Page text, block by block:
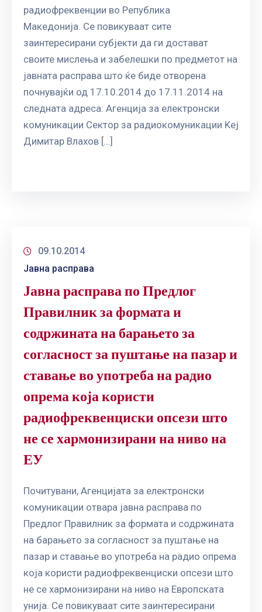
радиофреквенции во Република
Македонија. Се повикуваат сите
заинтересирани субјекти да ги достават
своите мислења и забелешки по предметот на
јавната расправа што ќе биде отворена
почнувајќи од 17.10.2014 до 17.11.2014 на
следната адреса: Агенција за електронски
комуникации Сектор за радиокомуникации Kej
Димитар Влахов […]
09.10.2014
Јавна расправа
Јавна расправа по Предлог
Правилник за формата и
содржината на барањето за
согласност за пуштање на пазар и
ставање во употреба на радио
опрема која користи
радиофреквенциски опсези што
не се хармонизирани на ниво на
ЕУ
Почитувани, Агенцијата за електронски
комуникации отвара јавна расправа по
Предлог Правилник за формата и содржината
на барањето за согласност за пуштање на
пазар и ставање во употреба на радио опрема
која користи радиофреквенциски опсези што
не се хармонизирани на ниво на Европската
унија. Се повикуваат сите заинтересирани